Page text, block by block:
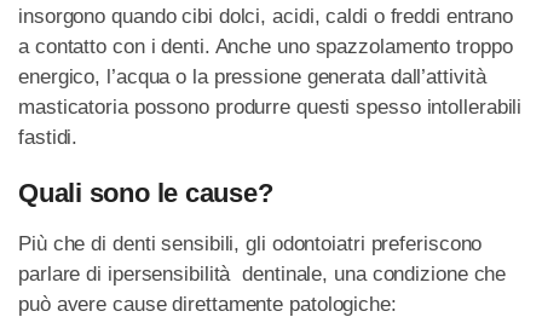
insorgono quando cibi dolci, acidi, caldi o freddi entrano
a contatto con i denti. Anche uno spazzolamento troppo
energico, l’acqua o la pressione generata dall’attività
masticatoria possono produrre questi spesso intollerabili
fastidi.
Quali sono le cause?
Più che di denti sensibili, gli odontoiatri preferiscono
parlare di ipersensibilità dentinale, una condizione che
può avere cause direttamente patologiche: